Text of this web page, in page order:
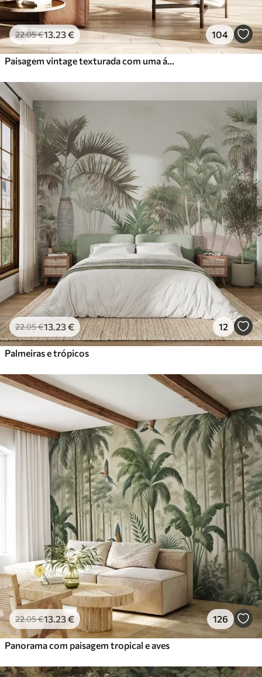
22.05€13 .23€ 104
22.05€13 .23€ 12
Palmeiras e trópicos
22.05€13 .23€ 126
Panorama com paisagem tropical e aves